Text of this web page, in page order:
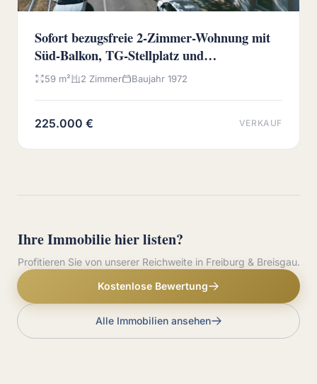
Sofort bezugsfreie 2-Zimmer-Wohnung mit
Süd-Balkon, TG-Stellplatz und
Wochenmarkt vor der Haustür
59 m² 2 Zimmer Baujahr 1972
225.000 € VERKAUF
Ihre Immobilie hier listen?
Profitieren Sie von unserer Reichweite in Freiburg & Breisgau.
Kostenlose Bewertung
Alle Immobilien ansehen